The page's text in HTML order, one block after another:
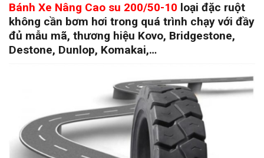
Bánh Xe Nâng Cao su 200/50-10 loại đặc ruột
không cần bơm hơi trong quá trình chạy với đầy
đủ mẫu mã, thương hiệu Kovo, Bridgestone,
Destone, Dunlop, Komakai,…